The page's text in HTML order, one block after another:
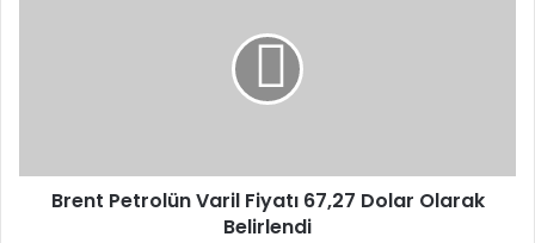
Brent Petrolün Varil Fiyatı 67,27 Dolar Olarak
Belirlendi